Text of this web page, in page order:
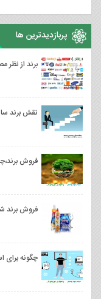
پربازدیدترین ها
برند از نظر
نقش برند
فروش
فروش برند
چگونه برای